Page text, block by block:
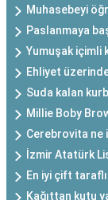
Muhasebeyi
Paslanmaya
Yumuşak içimli
Ehliyet
Suda kalan
Millie Boby
Cerebrovita ne
İzmir Atatürk
En iyi çift
Kağıttan kutu